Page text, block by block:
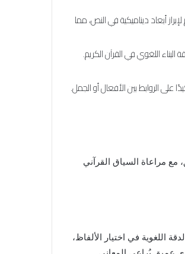
أبعاد ديناميكية في النص، مما
اللغوي في القرآن الكريم.
على الروابط بين الأفعال أو الجمل.
مع مراعاة السياق القرآني
اللغوية في اختيار الألفاظ،